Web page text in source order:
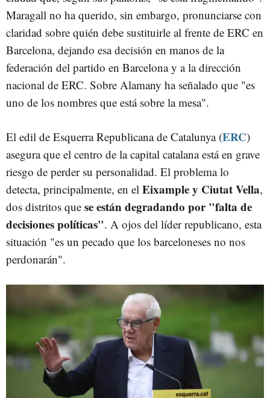
Maragall no ha querido, sin embargo, pronunciarse con
claridad sobre quién debe sustituirle al frente de ERC en
Barcelona, dejando esa decisión en manos de la
federación del partido en Barcelona y a la dirección
nacional de ERC. Sobre Alamany ha señalado que "es
uno de los nombres que está sobre la mesa".
El edil de Esquerra Republicana de Catalunya (ERC)
asegura que el centro de la capital catalana está en grave
riesgo de perder su personalidad. El problema lo
detecta, principalmente, en el Eixample y Ciutat Vella,
dos distritos que se están degradando por "falta de
decisiones políticas". A ojos del líder republicano, esta
situación "es un pecado que los barceloneses no nos
perdonarán".